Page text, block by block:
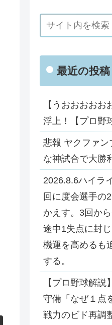
最近の投稿
【うおおおお
浮上！【プロ野
悲報 ヤクファ
な神試合で大勝
2026.8.6ハイラ
回に度会選手の
かえす。3回か
途中1失点に封
機運を高めるも
する。
【プロ野球解
守備「なぜ１点
戦力のビド再調